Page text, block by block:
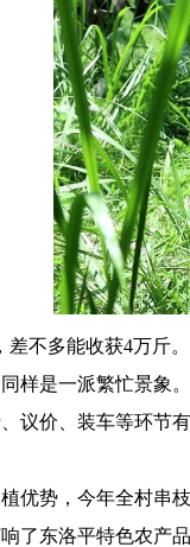
差不多能收获4万斤
样是一派繁忙景象
议价、装车等环节
优势，今年全村串
了东洛平特色农产